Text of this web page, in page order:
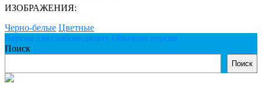
ИЗОБРАЖЕНИЯ:
Черно-белые Цветные
Версия для слабовидящих Обычная версия
Поиск
Поиск